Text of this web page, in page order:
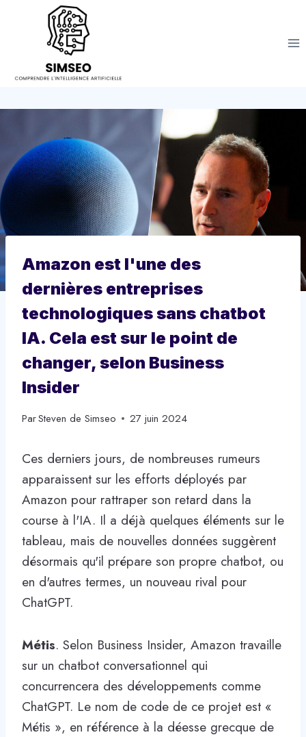
Amazon est l'une des
dernières entreprises
technologiques sans chatbot
IA. Cela est sur le point de
changer, selon Business
Insider
ParSteven de Simseo 27 juin 2024
Ces derniers jours, de nombreuses rumeurs
apparaissent sur les efforts déployés par
Amazon pour rattraper son retard dans la
course à l'IA. Il a déjà quelques éléments sur le
tableau, mais de nouvelles données suggèrent
désormais qu'il prépare son propre chatbot, ou
en d'autres termes, un nouveau rival pour
ChatGPT.
Métis. Selon Business Insider, Amazon travaille
sur un chatbot conversationnel qui
concurrencera des développements comme
ChatGPT. Le nom de code de ce projet est «
Métis », en référence à la déesse grecque de